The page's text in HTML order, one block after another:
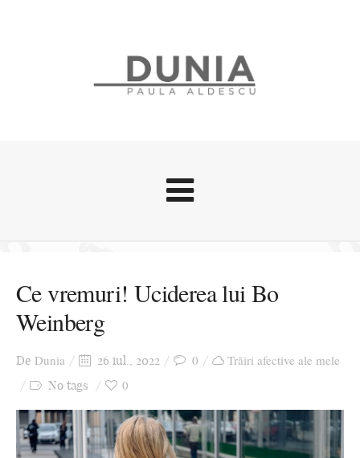
Stari afective
Zice Dunia
Cursuri povestite
Ce vremuri! Uciderea lui Bo
Weinberg
De Dunia 26 iul., 2022 0 Trăiri afective ale mele
No tags 0